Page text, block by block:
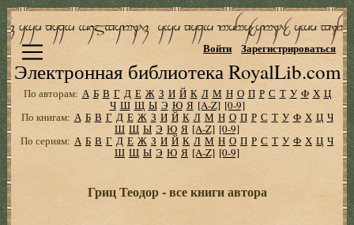
Электронная библиотека RoyalLib.com
Войти Зарегистрироваться
По авторам: А Б В Г Д Е Ж З И Й К Л М Н О П Р С Т У Ф Х Ц
Ч Ш Щ Ы Э Ю Я [A-Z] [0-9]
По книгам: А Б В Г Д Е Ж З И Й К Л М Н О П Р С Т У Ф Х Ц Ч
Ш Щ Ы Э Ю Я [A-Z] [0-9]
По сериям: А Б В Г Д Е Ж З И Й К Л М Н О П Р С Т У Ф Х Ц Ч
Ш Щ Ы Э Ю Я [A-Z] [0-9]
Гриц Теодор - все книги автора